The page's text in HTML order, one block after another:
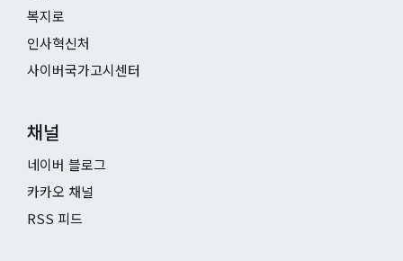
복지로
인사혁신처
사이버국가고시센터
채널
네이버 블로그
카카오 채널
RSS 피드